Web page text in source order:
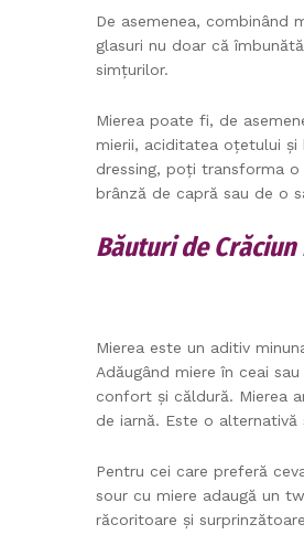
De asemenea, combinând
glasuri nu doar că
simțurilor.
Mierea poate fi, de
mierii, aciditatea oțetului și
dressing, poți transforma
brânză de capră sau de o
Băuturi de
Mierea este un aditiv
Adăugând miere în ceai
confort și căldură. Mierea
de iarnă. Este o
Pentru cei care preferă
sour cu miere adaugă un
răcoritoare și